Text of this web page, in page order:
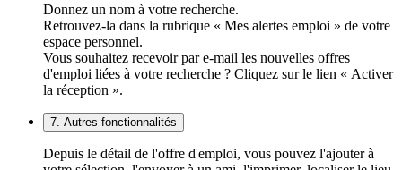
Donnez un nom à votre recherche.
Retrouvez-la dans la rubrique « Mes alertes emploi » de votre
espace personnel.
Vous souhaitez recevoir par e-mail les nouvelles offres
d'emploi liées à votre recherche ? Cliquez sur le lien « Activer
la réception ».
7. Autres fonctionnalités
Depuis le détail de l'offre d'emploi, vous pouvez l'ajouter à